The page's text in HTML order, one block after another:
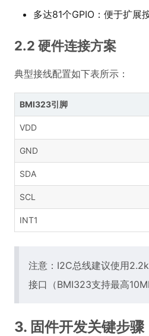
多达81个GPIO：便于扩展
2.2 硬件连接方案
典型接线配置如下表所示：
BMI323引脚
VDD
GND
SDA
SCL
INT1
注意：I2C总线建议使用
接口（BMI323支持最高
3. 固件开发关键步骤